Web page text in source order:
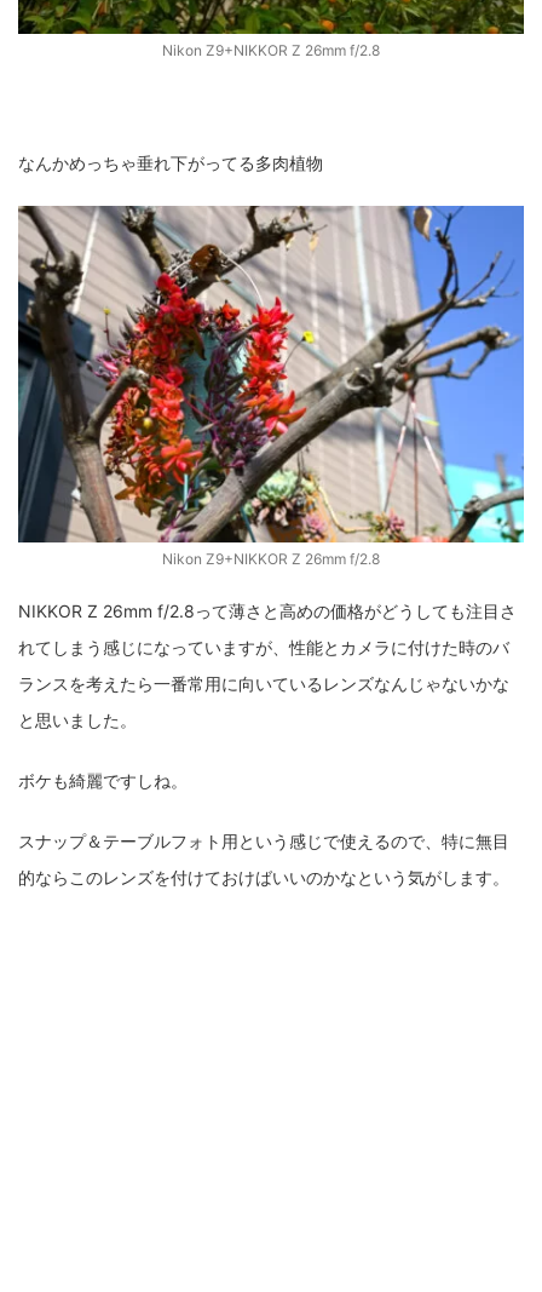
Nikon Z9+NIKKOR Z 26mm f/2.8
なんかめっちゃ垂れ下がってる多肉植物
Nikon Z9+NIKKOR Z 26mm f/2.8
NIKKOR Z 26mm f/2.8って薄さと高めの価格がどうしても注目さ
れてしまう感じになっていますが、性能とカメラに付けた時のバ
ランスを考えたら一番常用に向いているレンズなんじゃないかな
と思いました。
ボケも綺麗ですしね。
スナップ＆テーブルフォト用という感じで使えるので、特に無目
的ならこのレンズを付けておけばいいのかなという気がします。